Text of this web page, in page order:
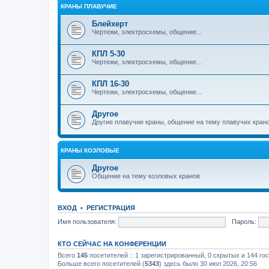
КРАНЫ ПЛАВУЧИЕ
Блейхерт
Чертежи, электросхемы, общение...
КПЛ 5-30
Чертежи, электросхемы, общение...
КПЛ 16-30
Чертежи, электросхемы, общение...
Другое
Другие плавучие краны, общение на тему плавучих
КРАНЫ КОЗЛОВЫЕ
Другое
Общение на тему козловых кранов
ВХОД • РЕГИСТРАЦИЯ
Имя пользователя:
Пароль:
КТО СЕЙЧАС НА КОНФЕРЕНЦИИ
Всего 145 посетителей :: 1 зарегистрированный, 0 скрытых и 144
Больше всего посетителей (5343) здесь было 30 июл 2026, 20:56